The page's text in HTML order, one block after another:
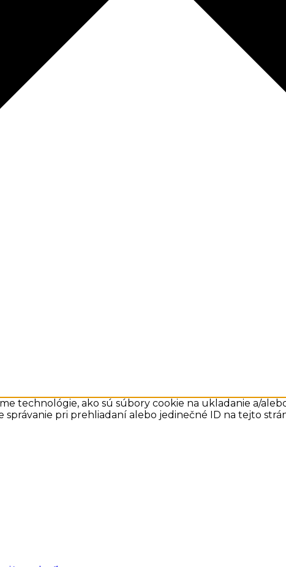
technológie, ako sú súbory cookie na ukladanie a/
pri prehliadaní alebo jedinečné ID na tejto